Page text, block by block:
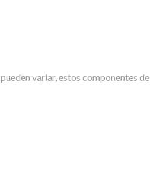
variar, estos componentes de